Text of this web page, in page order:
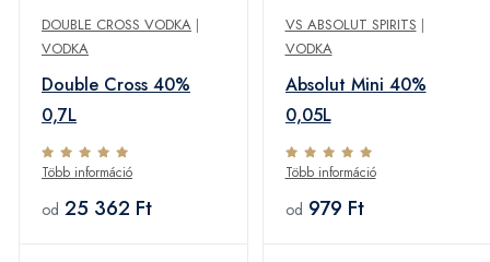
DOUBLE CROSS VODKA |
VODKA
Double Cross 40%
0,7L
Több információ
od 25 362 Ft
VS ABSOLUT SPIRITS |
VODKA
Absolut Mini 40%
0,05L
Több információ
od 979 Ft